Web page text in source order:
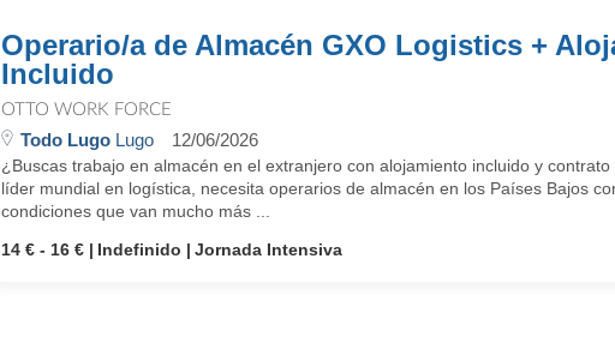
Operario/a de Almacén GXO Logistics +
Incluido
OTTO WORK FORCE
Todo LugoLugo 12/06/2026
¿Buscas trabajo en almacén en el extranjero con alojamiento incluido y
líder mundial en logística, necesita operarios de almacén en los Países Bajos
condiciones que van mucho más ...
14 € - 16 €
Indefinido Jornada Intensiva